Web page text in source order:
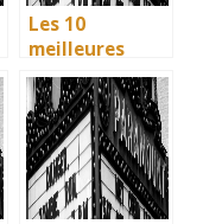
Les 10
meilleures
villes d’Italie à
visiter en 2025
: Ravenne, la
ville aux huit
monuments
UNESCO